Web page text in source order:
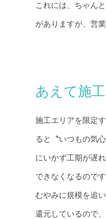
これには、ちゃん
がありますが、営
あえて施
施工エリアを限定
ると〝いつもの気
にいかず工期が遅
できなくなるのです
むやみに規模を追
還元しているので